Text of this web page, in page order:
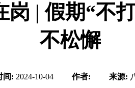
岗 | 假期“不
不松懈
间: 2024-10-04 作者: 来源: